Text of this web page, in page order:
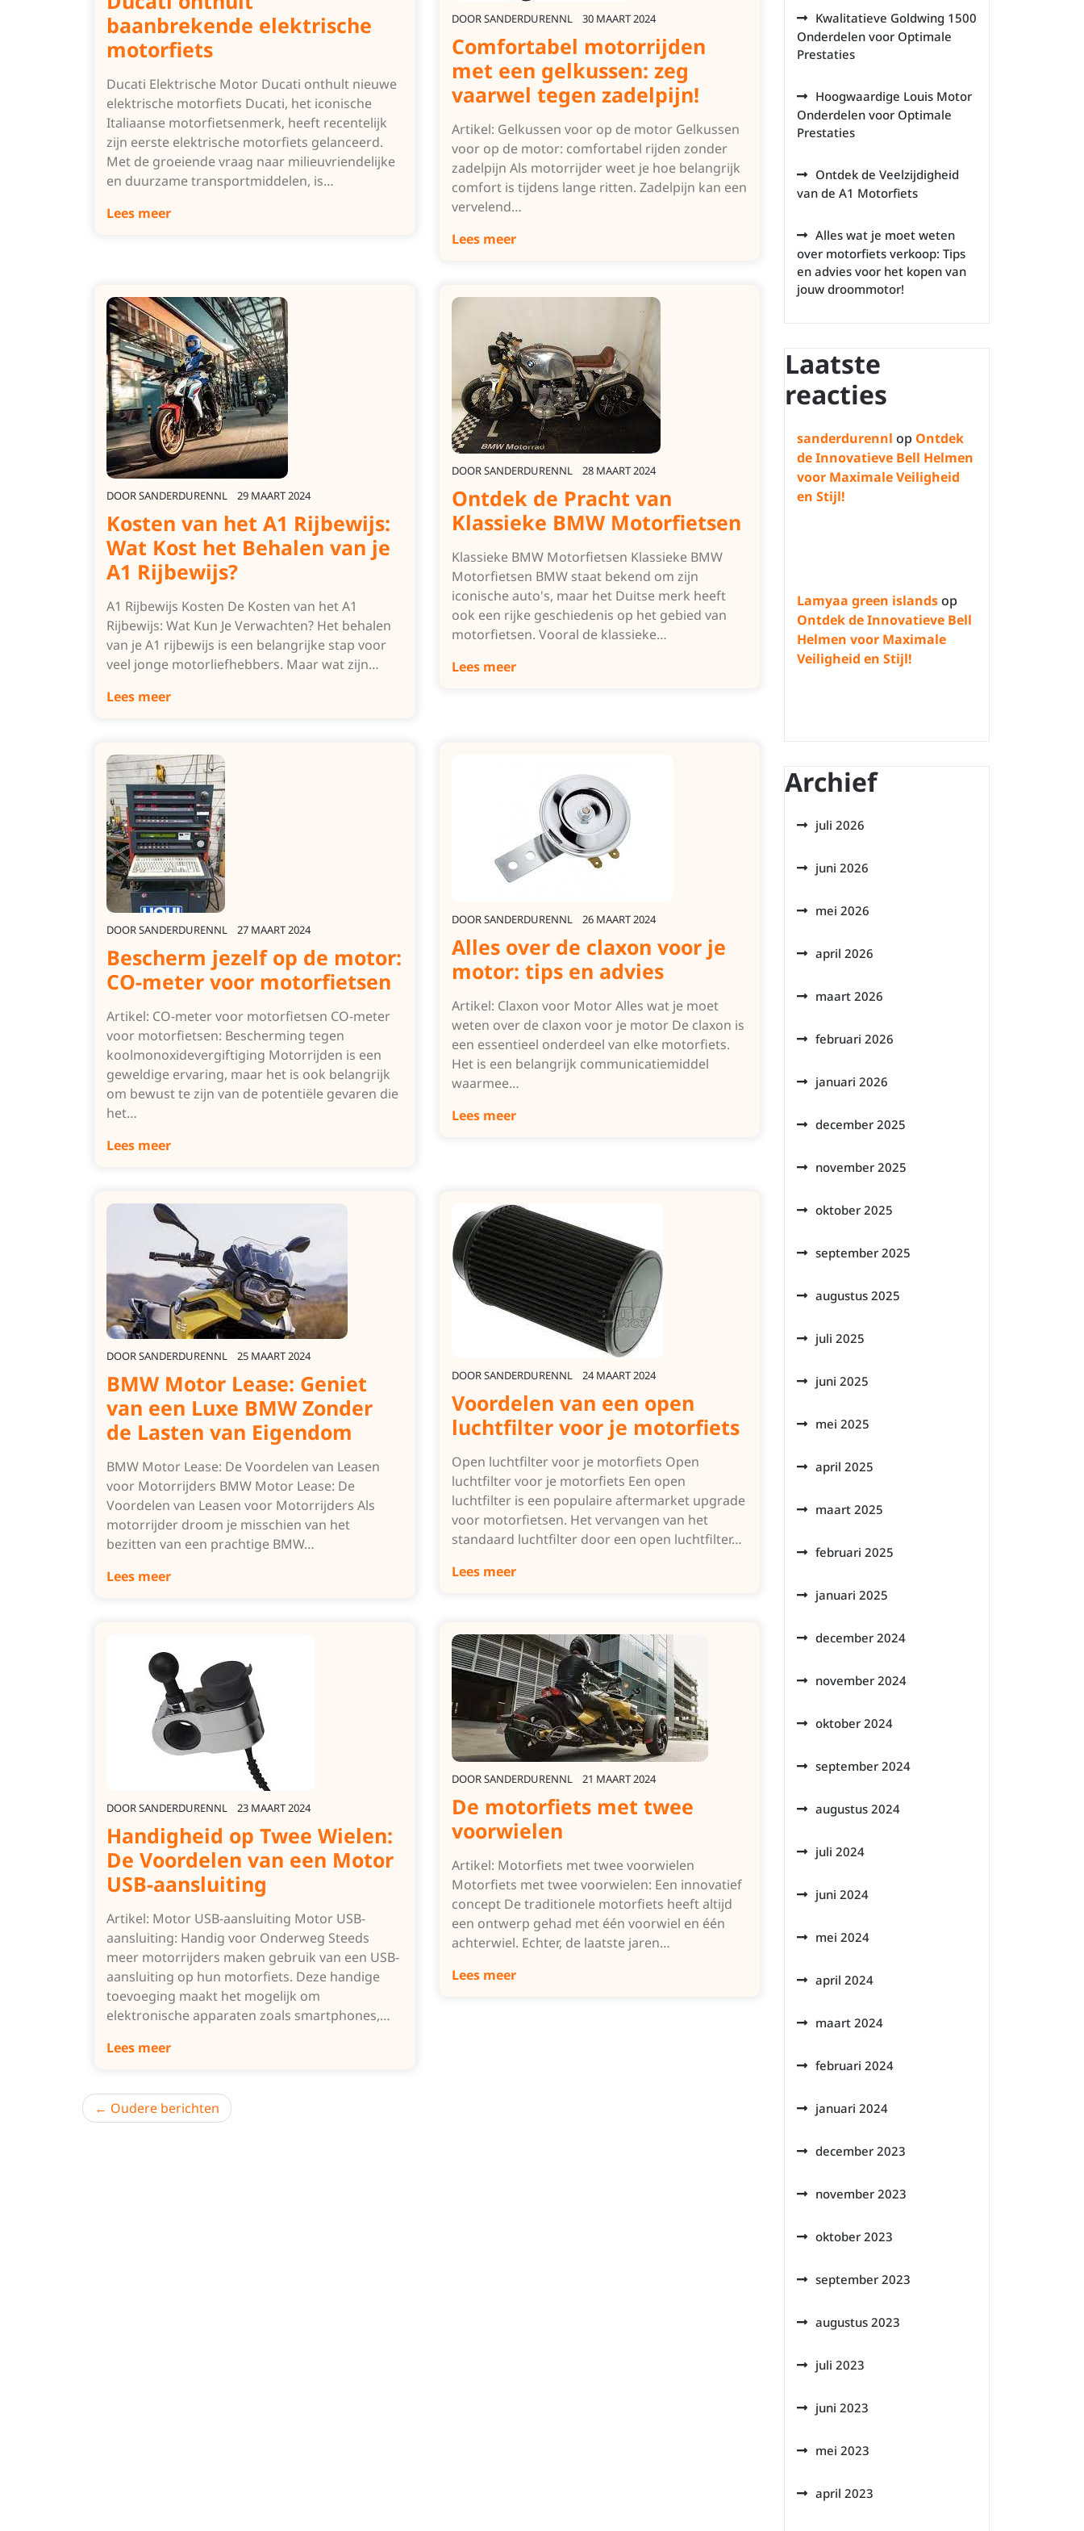
baanbrekende elektrische
motorfiets
Ducati Elektrische Motor Ducati onthult nieuwe
elektrische motorfiets Ducati, het iconische
Italiaanse motorfietsenmerk, heeft recentelijk
zijn eerste elektrische motorfiets gelanceerd.
Met de groeiende vraag naar milieuvriendelijke
en duurzame transportmiddelen, is…
Lees meer
DOORSANDERDURENNL 30 MAART 2024
Comfortabel motorrijden
met een gelkussen: zeg
vaarwel tegen zadelpijn!
Artikel: Gelkussen voor op de motor Gelkussen
voor op de motor: comfortabel rijden zonder
zadelpijn Als motorrijder weet je hoe belangrijk
comfort is tijdens lange ritten. Zadelpijn kan een
vervelend…
Lees meer
DOORSANDERDURENNL 29 MAART 2024
Kosten van het A1 Rijbewijs:
Wat Kost het Behalen van je
A1 Rijbewijs?
A1 Rijbewijs Kosten De Kosten van het A1
Rijbewijs: Wat Kun Je Verwachten? Het behalen
van je A1 rijbewijs is een belangrijke stap voor
veel jonge motorliefhebbers. Maar wat zijn…
Lees meer
DOORSANDERDURENNL 28 MAART 2024
Ontdek de Pracht van
Klassieke BMW Motorfietsen
Klassieke BMW Motorfietsen Klassieke BMW
Motorfietsen BMW staat bekend om zijn
iconische auto's, maar het Duitse merk heeft
ook een rijke geschiedenis op het gebied van
motorfietsen. Vooral de klassieke…
Lees meer
DOORSANDERDURENNL 27 MAART 2024
Bescherm jezelf op de motor:
CO-meter voor motorfietsen
Artikel: CO-meter voor motorfietsen CO-meter
voor motorfietsen: Bescherming tegen
koolmonoxidevergiftiging Motorrijden is een
geweldige ervaring, maar het is ook belangrijk
om bewust te zijn van de potentiële gevaren die
het…
Lees meer
DOORSANDERDURENNL 26 MAART 2024
Alles over de claxon voor je
motor: tips en advies
Artikel: Claxon voor Motor Alles wat je moet
weten over de claxon voor je motor De claxon is
een essentieel onderdeel van elke motorfiets.
Het is een belangrijk communicatiemiddel
waarmee…
Lees meer
DOORSANDERDURENNL 25 MAART 2024
BMW Motor Lease: Geniet
van een Luxe BMW Zonder
de Lasten van Eigendom
BMW Motor Lease: De Voordelen van Leasen
voor Motorrijders BMW Motor Lease: De
Voordelen van Leasen voor Motorrijders Als
motorrijder droom je misschien van het
bezitten van een prachtige BMW…
Lees meer
DOORSANDERDURENNL 24 MAART 2024
Voordelen van een open
luchtfilter voor je motorfiets
Open luchtfilter voor je motorfiets Open
luchtfilter voor je motorfiets Een open
luchtfilter is een populaire aftermarket upgrade
voor motorfietsen. Het vervangen van het
standaard luchtfilter door een open luchtfilter…
Lees meer
DOORSANDERDURENNL 23 MAART 2024
Handigheid op Twee Wielen:
De Voordelen van een Motor
USB-aansluiting
Artikel: Motor USB-aansluiting Motor USB-
aansluiting: Handig voor Onderweg Steeds
meer motorrijders maken gebruik van een USB-
aansluiting op hun motorfiets. Deze handige
toevoeging maakt het mogelijk om
elektronische apparaten zoals smartphones,…
Lees meer
DOORSANDERDURENNL 21 MAART 2024
De motorfiets met twee
voorwielen
Artikel: Motorfiets met twee voorwielen
Motorfiets met twee voorwielen: Een innovatief
concept De traditionele motorfiets heeft altijd
een ontwerp gehad met één voorwiel en één
achterwiel. Echter, de laatste jaren…
Lees meer
Berichtnavigatie
Oudere berichten
Kwalitatieve Goldwing 1500
Onderdelen voor Optimale
Prestaties
Hoogwaardige Louis Motor
Onderdelen voor Optimale
Prestaties
Ontdek de Veelzijdigheid
van de A1 Motorfiets
Alles wat je moet weten
over motorfiets verkoop: Tips
en advies voor het kopen van
jouw droommotor!
Laatste
reacties
sanderdurennl op Ontdek
de Innovatieve Bell Helmen
voor Maximale Veiligheid
en Stijl!
Lamyaa green islandsop
Ontdek de Innovatieve Bell
Helmen voor Maximale
Veiligheid en Stijl!
Archief
juli 2026
juni 2026
mei 2026
april 2026
maart 2026
februari 2026
januari 2026
december 2025
november 2025
oktober 2025
september 2025
augustus 2025
juli 2025
juni 2025
mei 2025
april 2025
maart 2025
februari 2025
januari 2025
december 2024
november 2024
oktober 2024
september 2024
augustus 2024
juli 2024
juni 2024
mei 2024
april 2024
maart 2024
februari 2024
januari 2024
december 2023
november 2023
oktober 2023
september 2023
augustus 2023
juli 2023
juni 2023
mei 2023
april 2023